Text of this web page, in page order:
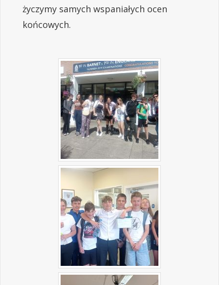
życzymy samych wspaniałych ocen
końcowych.